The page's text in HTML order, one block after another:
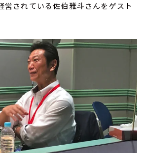
営されている佐伯雅斗さんをゲスト